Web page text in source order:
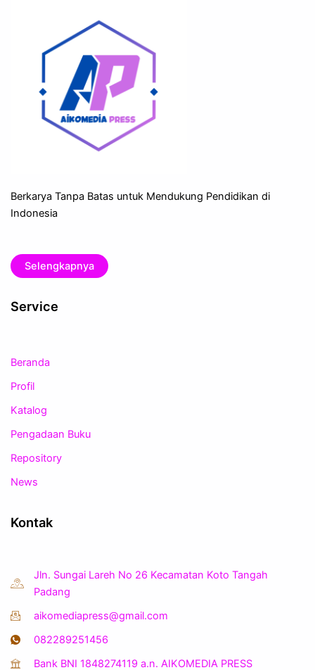
Berkarya Tanpa Batas untuk Mendukung Pendidikan di
Indonesia
Selengkapnya
Service
Beranda
Profil
Katalog
Pengadaan Buku
Repository
News
Kontak
Jln. Sungai Lareh No 26 Kecamatan Koto Tangah
Padang
aikomediapress@gmail.com
082289251456
Bank BNI 1848274119 a.n. AIKOMEDIA PRESS